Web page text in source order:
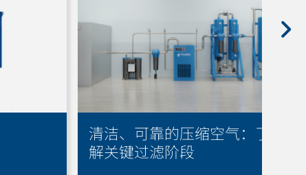
清洁、可靠的压缩空气：了
解关键过滤阶段